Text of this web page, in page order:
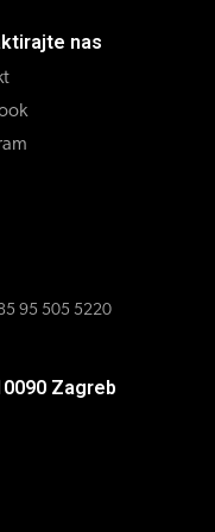
nas
95 505 5220
Zagreb